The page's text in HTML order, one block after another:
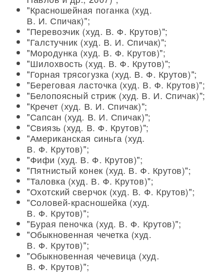
"Красношейная поганка (худ.
В. И. Спичак)";
"Перевозчик (худ. В. Ф. Крутов)";
"Галстучник (худ. В. И. Спичак)";
"Мородунка (худ. В. Ф. Крутов)";
"Шилохвость (худ. В. Ф. Крутов)";
"Горная трясогузка (худ. В. Ф. Крутов)";
"Береговая ласточка (худ. В. Ф. Крутов)";
"Белопоясный стриж (худ. В. И. Спичак)";
"Кречет (худ. В. И. Спичак)";
"Сапсан (худ. В. И. Спичак)";
"Свиязь (худ. В. Ф. Крутов)";
"Американская синьга (худ.
В. Ф. Крутов)";
"Фифи (худ. В. Ф. Крутов)";
"Пятнистый конек (худ. В. Ф. Крутов)";
"Таловка (худ. В. Ф. Крутов)";
"Охотский сверчок (худ. В. Ф. Крутов)";
"Соловей-красношейка (худ.
В. Ф. Крутов)";
"Бурая пеночка (худ. В. Ф. Крутов)";
"Обыкновенная чечетка (худ.
В. Ф. Крутов)";
"Обыкновенная чечевица (худ.
В. Ф. Крутов)";